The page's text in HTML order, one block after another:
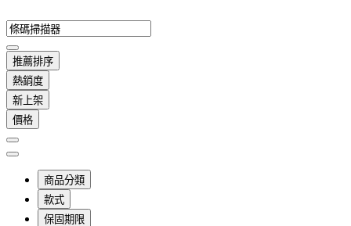
推薦排序
熱銷度
新上架
價格
商品分類
款式
保固期限